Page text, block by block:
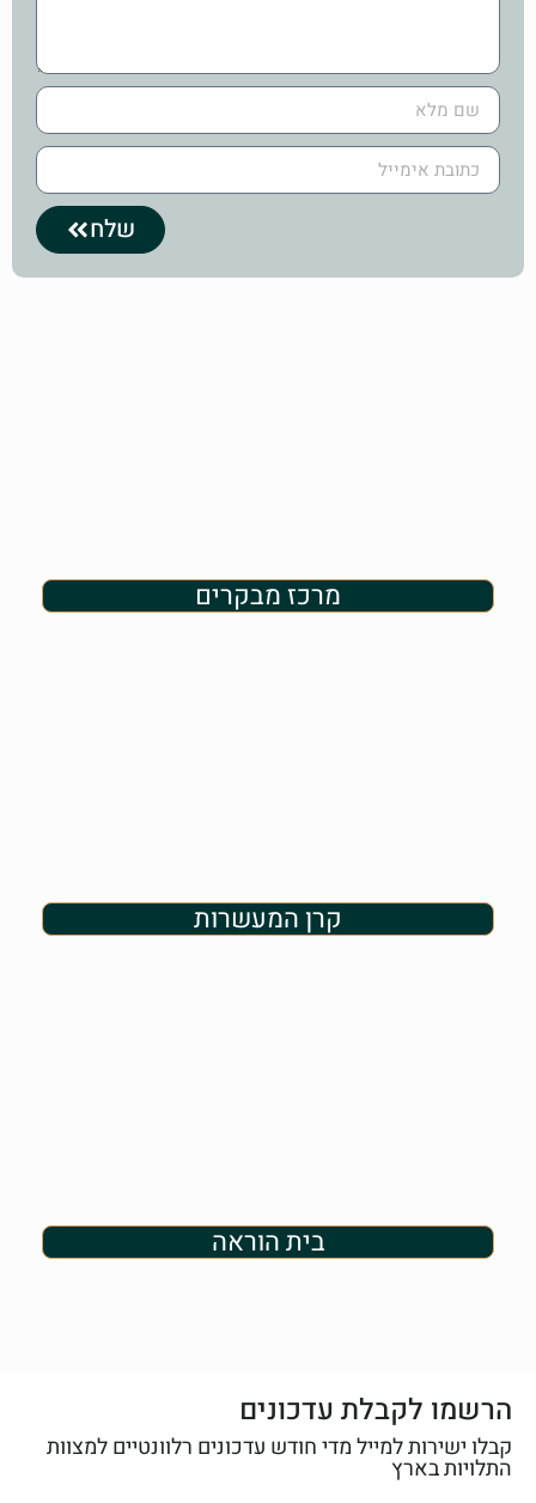
שלח
מרכז מבקרים
קרן המעשרות
בית הוראה
הרשמו לקבלת עדכונים
קבלו ישירות למייל מדי חודש עדכונים רלוונטיים למצוות
התלויות בארץ